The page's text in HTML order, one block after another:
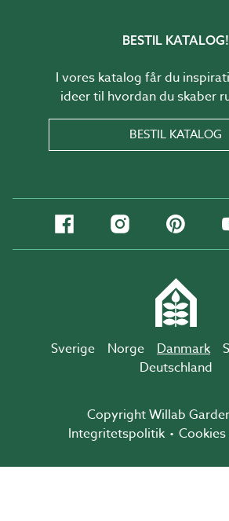
BESTIL KATALOG!
I vores katalog får du
ideer til hvordan du skaber
BESTIL KATALOG
Sverige Norge Danmark
Deutschland
Copyright Willab
Integritetspolitik
Cookies